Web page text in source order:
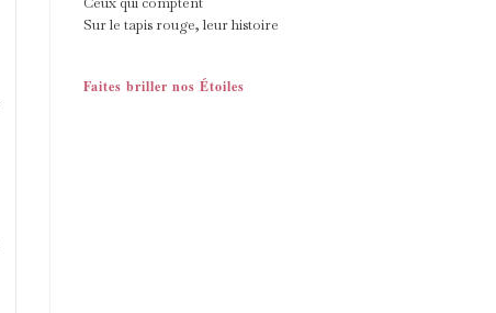
Sur le tapis rouge, leur histoire
Faites briller nos Étoiles